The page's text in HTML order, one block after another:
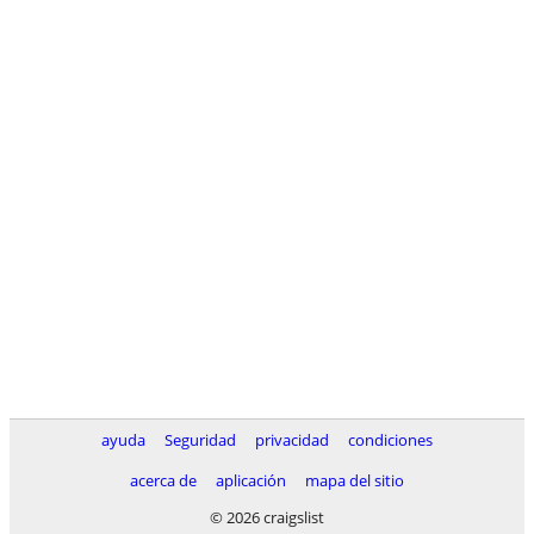
ayuda Seguridad privacidad
condiciones
acerca de
aplicación
mapa del sitio
© 2026 craigslist